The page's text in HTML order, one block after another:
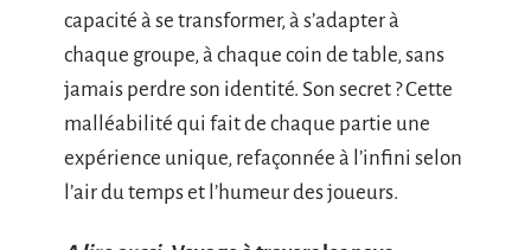
capacité à se transformer, à s’adapter à
chaque groupe, à chaque coin de table, sans
jamais perdre son identité. Son secret ? Cette
malléabilité qui fait de chaque partie une
expérience unique, refaçonnée à l’infini selon
l’air du temps et l’humeur des joueurs.